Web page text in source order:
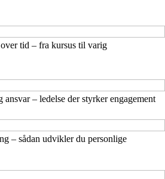
tid – fra kursus til varig
– ledelse der styrker engagement
– sådan udvikler du personlige